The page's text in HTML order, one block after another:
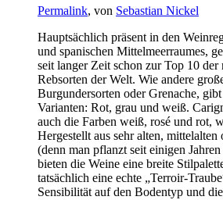
Permalink, von Sebastian Nickel
Hauptsächlich präsent in den
und spanischen Mittelmeerraumes,
seit langer Zeit schon zur Top 10 der
Rebsorten der Welt. Wie andere
Burgundersorten oder Grenache,
Varianten: Rot, grau und weiß.
auch die Farben weiß, rosé und rot,
Hergestellt aus sehr alten,
(denn man pflanzt seit einigen
bieten die Weine eine breite
tatsächlich eine echte „Terroir-
Sensibilität auf den Bodentyp und